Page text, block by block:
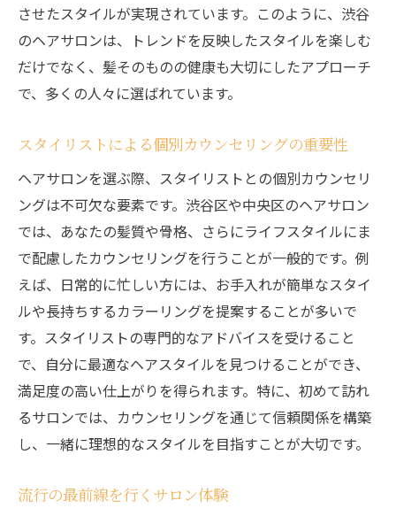
させたスタイルが実現されています。このように、渋谷
のヘアサロンは、トレンドを反映したスタイルを楽しむ
だけでなく、髪そのものの健康も大切にしたアプローチ
で、多くの人々に選ばれています。
スタイリストによる個別カウンセリングの重要性
ヘアサロンを選ぶ際、スタイリストとの個別カウンセリ
ングは不可欠な要素です。渋谷区や中央区のヘアサロン
では、あなたの髪質や骨格、さらにライフスタイルにま
で配慮したカウンセリングを行うことが一般的です。例
えば、日常的に忙しい方には、お手入れが簡単なスタイ
ルや長持ちするカラーリングを提案することが多いで
す。スタイリストの専門的なアドバイスを受けること
で、自分に最適なヘアスタイルを見つけることができ、
満足度の高い仕上がりを得られます。特に、初めて訪れ
るサロンでは、カウンセリングを通じて信頼関係を構築
し、一緒に理想的なスタイルを目指すことが大切です。
流行の最前線を行くサロン体験